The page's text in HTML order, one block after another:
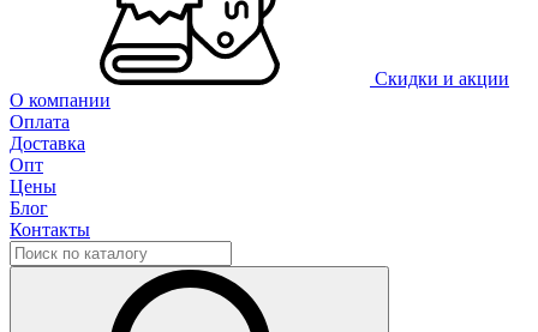
Скидки и акции
О компании
Оплата
Доставка
Опт
Цены
Блог
Контакты